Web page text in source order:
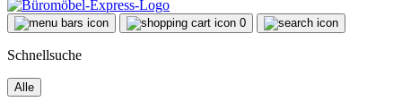
0
Schnellsuche
Alle